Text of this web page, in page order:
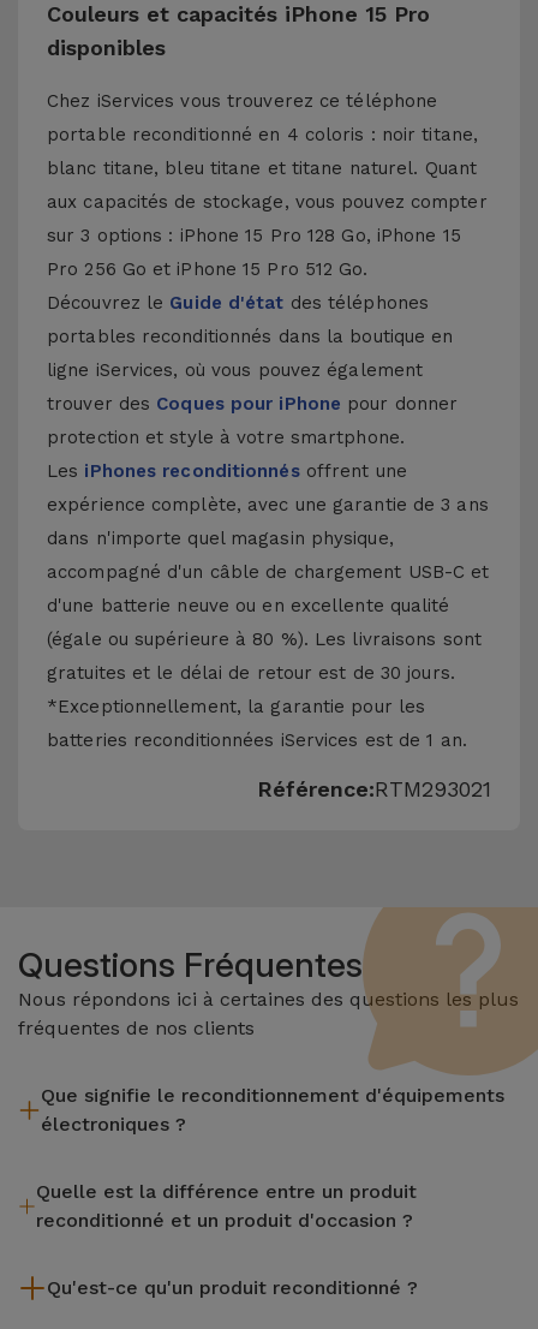
Couleurs et capacités iPhone 15 Pro
disponibles
Chez iServices vous trouverez ce téléphone
portable reconditionné en 4 coloris : noir titane,
blanc titane, bleu titane et titane naturel. Quant
aux capacités de stockage, vous pouvez compter
sur 3 options : iPhone 15 Pro 128 Go, iPhone 15
Pro 256 Go et iPhone 15 Pro 512 Go.
Découvrez le Guide d'état des téléphones
portables reconditionnés dans la boutique en
ligne iServices, où vous pouvez également
trouver des Coques pour iPhone pour donner
protection et style à votre smartphone.
Les iPhones reconditionnésoffrent une
expérience complète, avec une garantie de 3 ans
dans n'importe quel magasin physique,
accompagné d'un câble de chargement USB-C et
d'une batterie neuve ou en excellente qualité
(égale ou supérieure à 80 %). Les livraisons sont
gratuites et le délai de retour est de 30 jours.
*Exceptionnellement, la garantie pour les
batteries reconditionnées iServices est de 1 an.
Référence:RTM293021
Questions Fréquentes
Nous répondons ici à certaines des questions les plus
fréquentes de nos clients
Que signifie le reconditionnement d'équipements
électroniques ?
l'inspection, le nettoyage, sans oublier la réparation de tout
composant défectueux. Il convient de rappeler que tous les
plusieurs tests rigoureux de qualité et de performance avant
Quelle est la différence entre un produit
reconditionné et un produit d'occasion ?
testés et préparés par des techniciens spécialisés pour
Qu'est-ce qu'un produit reconditionné ?